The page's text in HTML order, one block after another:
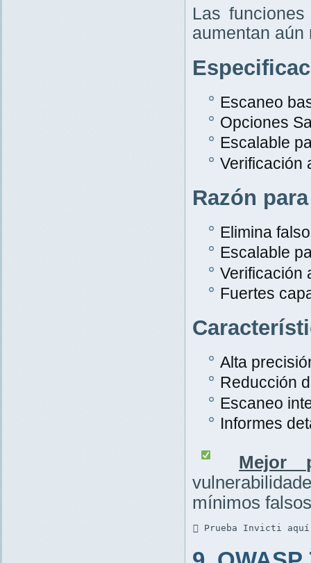
Las
aumentan aún
Escaneo
Opciones
Escalable
Verificación
Razón
Elimina
Escalable
Verificación
Fuertes
Alta
Reducción
Escaneo
Informes
Mejor
mínimos
 Prueba Invicti